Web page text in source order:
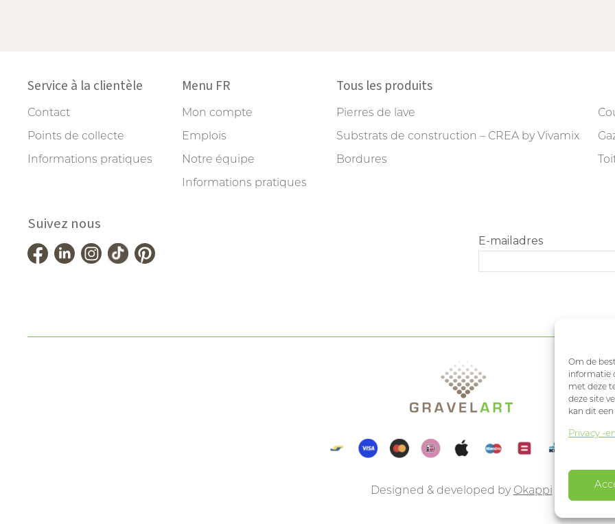
Om de
informatie
met deze
deze site
kan dit
Privacy -
Service à la clientèle
Contact
Points de collecte
Informations pratiques
Menu FR
Mon compte
Emplois
Notre équipe
Informations pratiques
Tous les produits
Pierres de lave
Substrats de construction – CREA by Vivamix
Bordures
Suivez nous
Designed & developed by Okappi